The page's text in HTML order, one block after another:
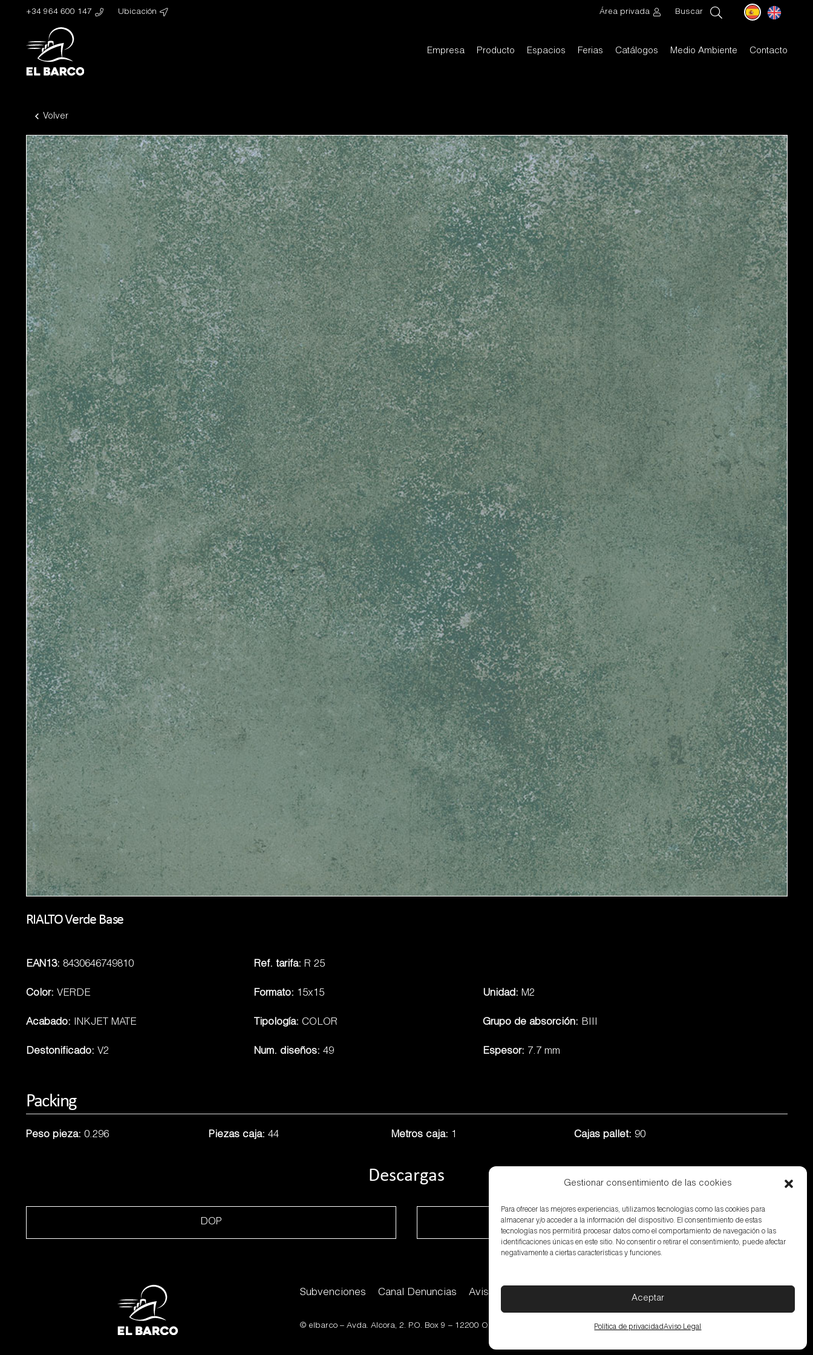
Gestionar consentimiento de las cookies
Para ofrecer las mejores experiencias, utilizamos tecnologías como las cookies para
almacenar y/o acceder a la información del dispositivo. El consentimiento de estas
tecnologías nos permitirá procesar datos como el comportamiento de navegación o las
identificaciones únicas en este sitio. No consentir o retirar el consentimiento, puede afectar
negativamente a ciertas características y funciones.
Aceptar
Política de privacidadAviso Legal
+34 964 600 147 Ubicación Área privada Buscar
Empresa Producto Espacios Ferias Catálogos Medio Ambiente Contacto
Volver
RIALTO Verde Base
EAN13: 8430646749810 Ref. tarifa:R 25
Color: VERDE Formato: 15x15 Unidad: M2
Acabado: INKJET MATE Tipología:COLOR Grupo de absorción: BIII
Destonificado: V2 Num. diseños:49 Espesor: 7.7 mm
Packing
Peso pieza: 0.296 Piezas caja: 44 Metros caja: 1 Cajas pallet: 90
Descargas
DOP Ficha técnica
Subvenciones Canal Denuncias Aviso Legal Política de privacidad Política de cookies
© elbarco –Avda. Alcora, 2. P.O. Box 9 – 12200 Onda (Castellón) SPAIN